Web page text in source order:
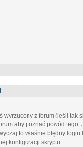
wyrzucony z forum (jeśli tak
aby poznać powód tego.
to właśnie błędny login
konfiguracji skryptu.